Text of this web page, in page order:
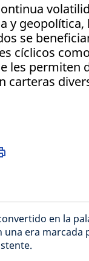
y geopolítica,
se
cíclicos como
les permiten
carteras
en la
una era marcada